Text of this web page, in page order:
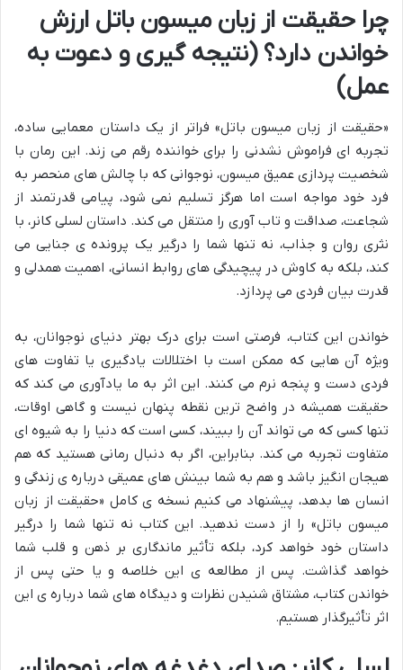
چرا حقیقت از زبان میسون باتل ارزش
خواندن دارد؟ (نتیجه گیری و دعوت به
عمل)
«حقیقت از زبان میسون باتل» فراتر از یک داستان معمایی ساده،
تجربه ای فراموش نشدنی را برای خواننده رقم می زند. این رمان با
شخصیت پردازی عمیق میسون، نوجوانی که با چالش های منحصر به
فرد خود مواجه است اما هرگز تسلیم نمی شود، پیامی قدرتمند از
شجاعت، صداقت و تاب آوری را منتقل می کند. داستان لسلی کانر، با
نثری روان و جذاب، نه تنها شما را درگیر یک پرونده ی جنایی می
کند، بلکه به کاوش در پیچیدگی های روابط انسانی، اهمیت همدلی و
قدرت بیان فردی می پردازد.
خواندن این کتاب، فرصتی است برای درک بهتر دنیای نوجوانان، به
ویژه آن هایی که ممکن است با اختلالات یادگیری یا تفاوت های
فردی دست و پنجه نرم می کنند. این اثر به ما یادآوری می کند که
حقیقت همیشه در واضح ترین نقطه پنهان نیست و گاهی اوقات،
تنها کسی که می تواند آن را ببیند، کسی است که دنیا را به شیوه ای
متفاوت تجربه می کند. بنابراین، اگر به دنبال رمانی هستید که هم
هیجان انگیز باشد و هم به شما بینش های عمیقی درباره ی زندگی و
انسان ها بدهد، پیشنهاد می کنیم نسخه ی کامل «حقیقت از زبان
میسون باتل» را از دست ندهید. این کتاب نه تنها شما را درگیر
داستان خود خواهد کرد، بلکه تأثیر ماندگاری بر ذهن و قلب شما
خواهد گذاشت. پس از مطالعه ی این خلاصه و یا حتی پس از
خواندن کتاب، مشتاق شنیدن نظرات و دیدگاه های شما درباره ی این
اثر تأثیرگذار هستیم.